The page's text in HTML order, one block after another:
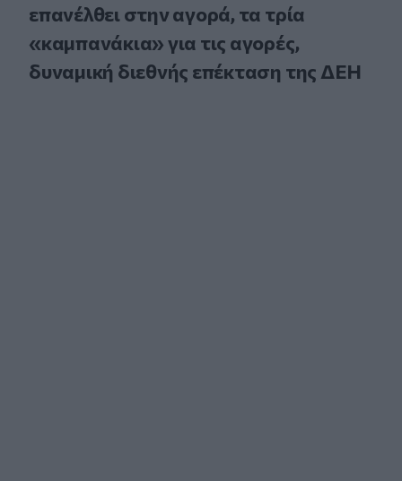
επανέλθει στην αγορά, τα τρία
«καμπανάκια» για τις αγορές,
δυναμική διεθνής επέκταση της ΔΕΗ